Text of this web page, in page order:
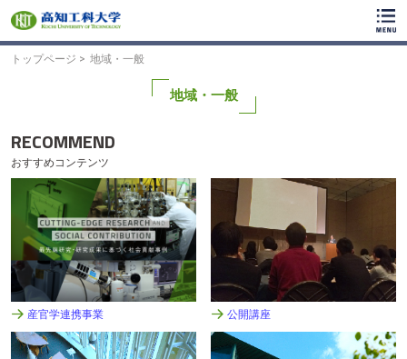
ッ
トップページ 地域・一般
地域・一般
RECOMMEND
おすすめコンテンツ
産官学連携事業 公開講座